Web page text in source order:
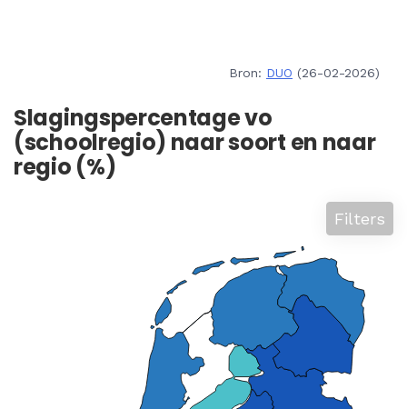
Bron: DUO (26-02-2026)
Slagingspercentage vo
(schoolregio) naar soort en naar
regio (%)
Filters